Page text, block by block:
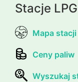
Stacje LPG
Mapa stacji
Ceny paliw
Wyszukaj